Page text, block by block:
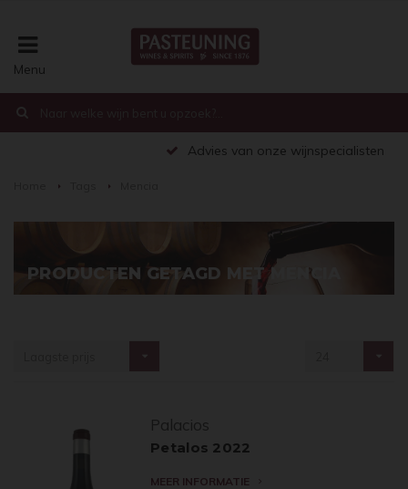
Menu
Advies van onze wijnspecialisten
PRODUCTEN GETAGD MET MENCIA
Palacios
Petalos 2022
MEER INFORMATIE